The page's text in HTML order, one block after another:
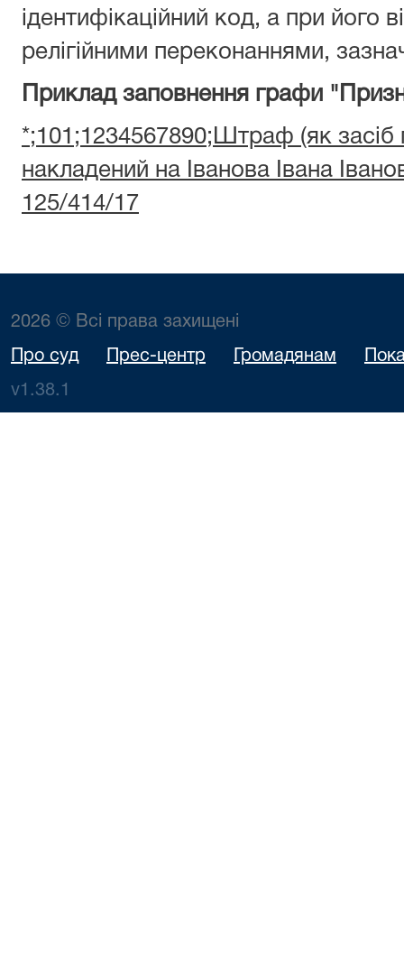
ідентифікаційний код, а при його
релігійними переконаннями,
Приклад заповнення графи
*;101;1234567890;Штраф (як засіб
накладений на Іванова Івана
125/414/17
2026 © Всі права захищені
Про суд Прес-центр Громадянам
v1.38.1